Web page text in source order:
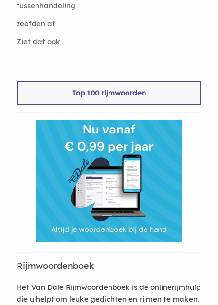
tussenhandeling
zeefden af
Ziet dat ook
Top 100 rijmwoorden
Rijmwoordenboek
Het Van Dale Rijmwoordenboek is de onlinerijmhulp
die u helpt om leuke gedichten en rijmen te maken.